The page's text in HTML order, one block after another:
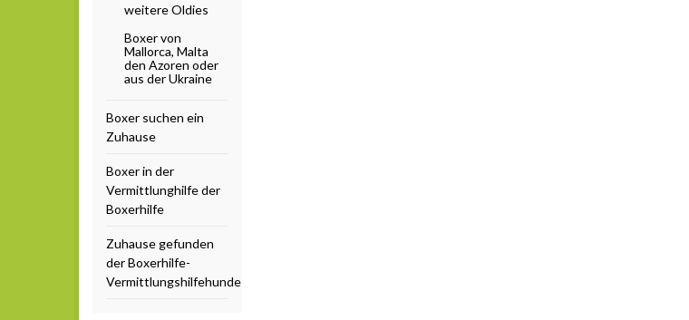
weitere Oldies
Boxer von
Mallorca, Malta
den Azoren oder
aus der Ukraine
Boxer suchen ein
Zuhause
Boxer in der
Vermittlunghilfe der
Boxerhilfe
Zuhause gefunden
der Boxerhilfe-
Vermittlungshilfehunde